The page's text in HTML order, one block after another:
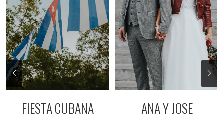
FIESTA CUBANA ANA Y JOSE